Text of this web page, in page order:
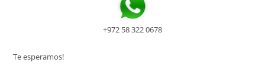
+972 58 322 0678
Te esperamos!